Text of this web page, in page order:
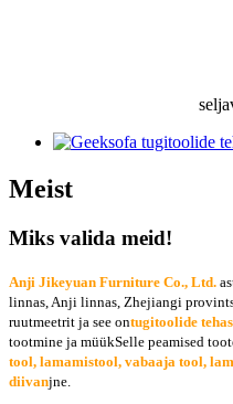
Meist
Miks valida meid!
Anji Jikeyuan Furniture Co., Ltd.
linnas, Anji linnas, Zhejiangi
ruutmeetrit ja see ontugitoolide tehas
tootmine ja müükSelle peamised
tool, lamamistool, vabaaja tool,
diivanjne.